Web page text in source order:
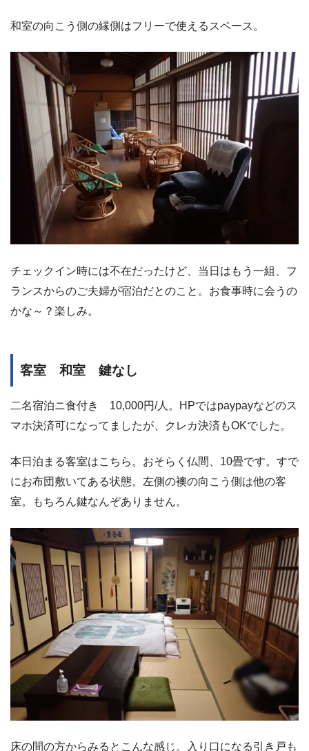
和室の向こう側の縁側はフリーで使えるスペース。
チェックイン時には不在だったけど、当日はもう一組、フ
ランスからのご夫婦が宿泊だとのこと。お食事時に会うの
かな～？楽しみ。
客室 和室 鍵なし
二名宿泊ニ食付き 10,000円/人。HPではpaypayなどのス
マホ決済可になってましたが、クレカ決済もOKでした。
本日泊まる客室はこちら。おそらく仏間、10畳です。すで
にお布団敷いてある状態。左側の襖の向こう側は他の客
室。もちろん鍵なんぞありません。
床の間の方からみるとこんな感じ。入り口になる引き戸も